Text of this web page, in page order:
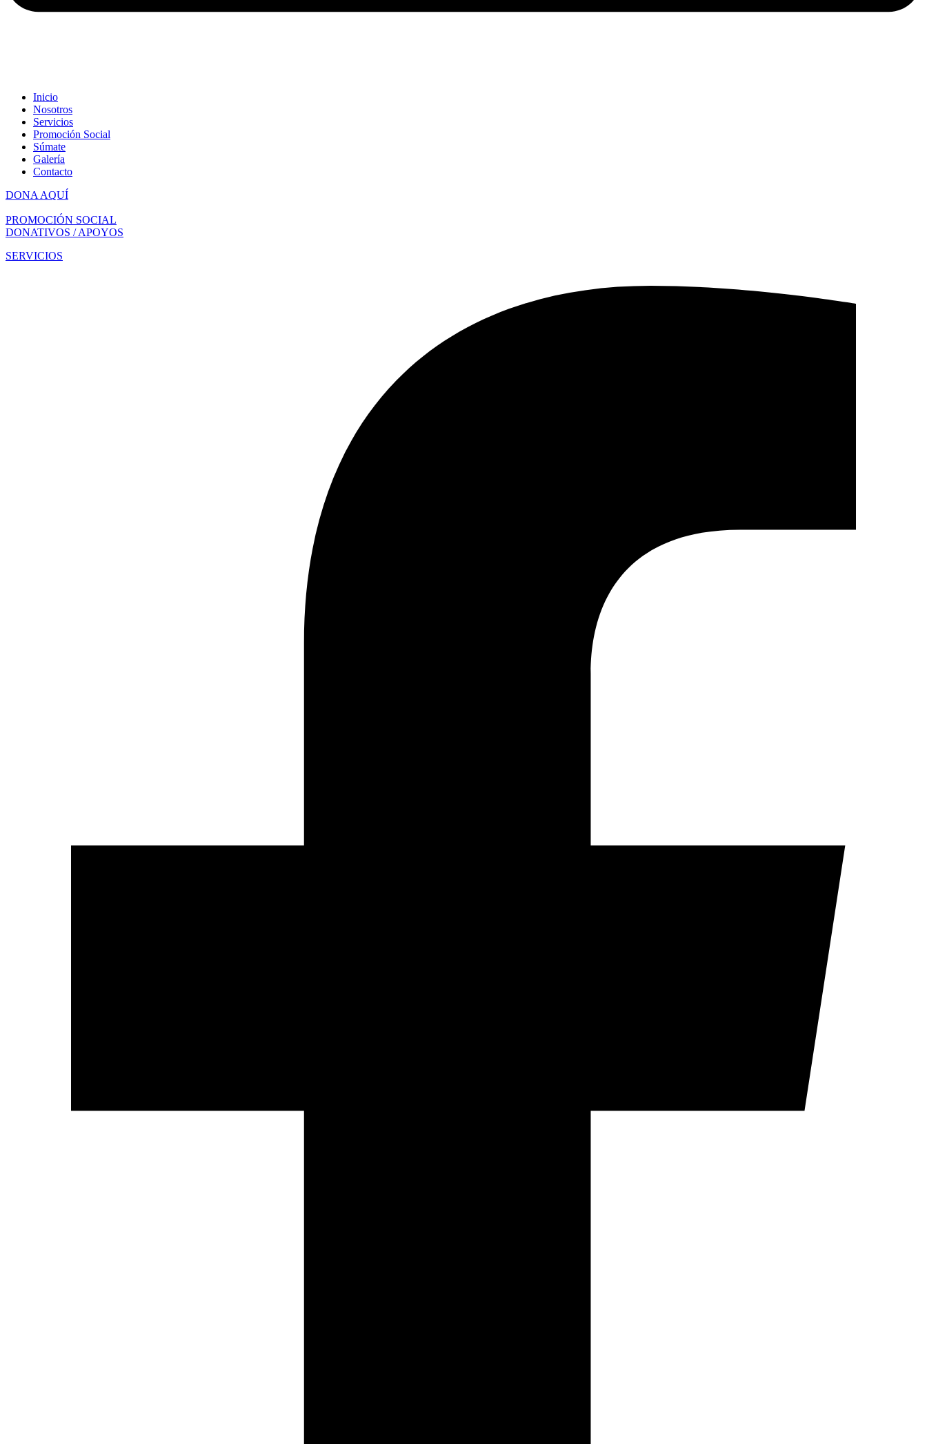
Inicio
Nosotros
Servicios
Promoción Social
Súmate
Galería
Contacto
DONA AQUÍ
PROMOCIÓN SOCIAL
DONATIVOS / APOYOS
SERVICIOS